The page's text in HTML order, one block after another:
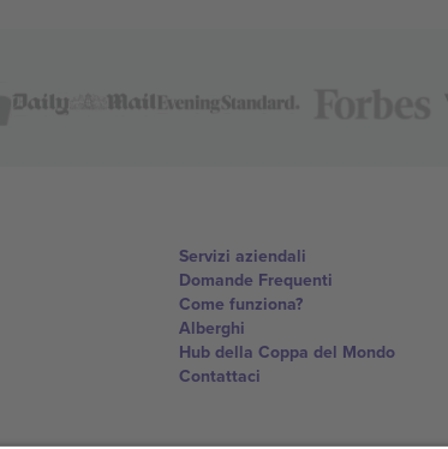
Servizi aziendali
Domande Frequenti
Come funziona?
Alberghi
Hub della Coppa del Mondo
Contattaci